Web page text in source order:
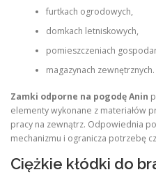
furtkach ogrodowych,
domkach letniskowych,
pomieszczeniach
magazynach zewnętrznych.
Zamki odporne na pogodę Anin
elementy wykonane z materiałów
pracy na zewnątrz. Odpowiednia
mechanizmu i ogranicza potrzebę
Ciężkie kłódki do